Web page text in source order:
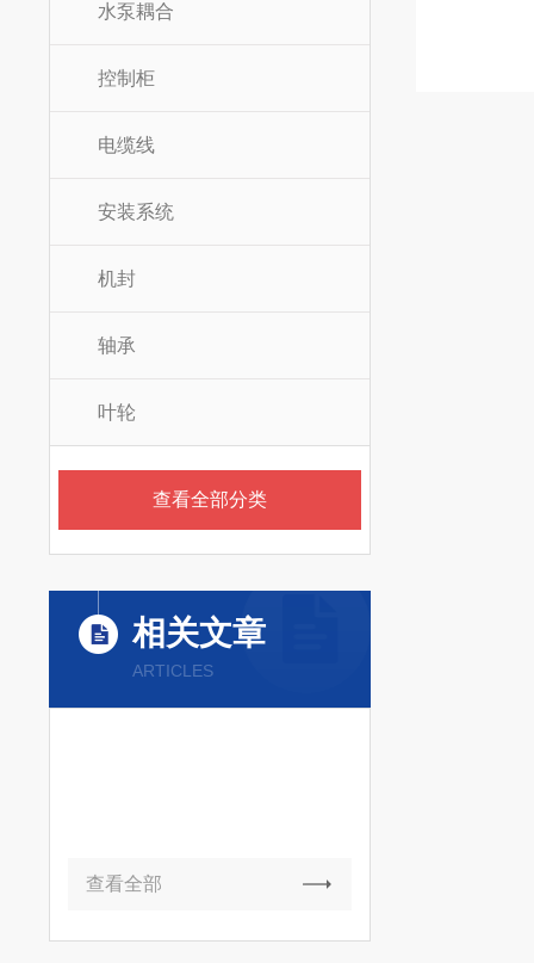
水泵耦合
控制柜
电缆线
安装系统
机封
轴承
叶轮
查看全部分类
相关文章
ARTICLES
查看全部